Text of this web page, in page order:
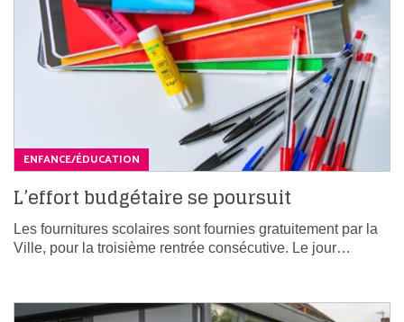
ENFANCE/ÉDUCATION
L’effort budgétaire se poursuit
Les fournitures scolaires sont fournies gratuitement par la
Ville, pour la troisième rentrée consécutive. Le jour…